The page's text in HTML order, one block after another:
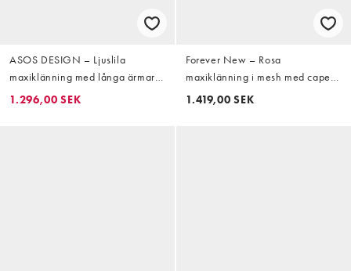
ASOS DESIGN – Ljuslila
maxiklänning med långa ärmar,
drapering och utsmyckade
1.296,00 SEK
Forever New – Rosa
maxiklänning i mesh med cape
och båtringning
1.419,00 SEK